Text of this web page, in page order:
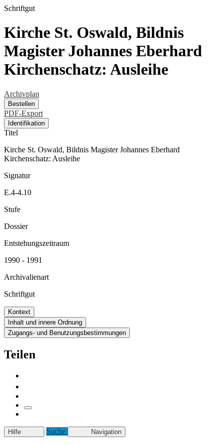
Schriftgut
Kirche St. Oswald, Bildnis
Magister Johannes Eberhard
Kirchenschatz: Ausleihe
Archivplan
Bestellen
PDF-Export
Identifikation
Titel
Kirche St. Oswald, Bildnis Magister Johannes Eberhard
Kirchenschatz: Ausleihe
Signatur
E.4-4.10
Stufe
Dossier
Entstehungszeitraum
1990 - 1991
Archivalienart
Schriftgut
Kontext
Inhalt und innere Ordnung
Zugangs- und Benutzungsbestimmungen
Teilen
Hilfe Suche Navigation